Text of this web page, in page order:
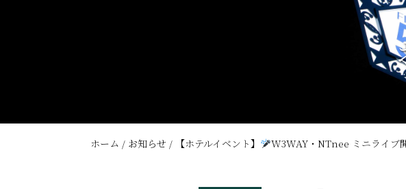
ホーム / お知らせ / 【ホテルイベント】 W3WAY・NTnee ミニライブ